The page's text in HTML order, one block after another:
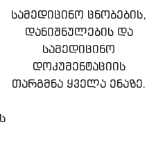
სამედიცინო ცნობების,
დანიშნულების და
სამედიცინო
დოკუმენტაციის
თარგმნა ყველა ენაზე.